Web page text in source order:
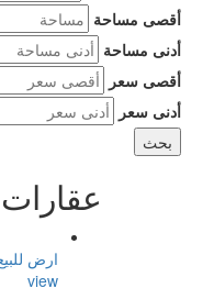
أقصى مساحة
أدنى مساحة
أقصى سعر
أدنى سعر
ارض للبيع في
view